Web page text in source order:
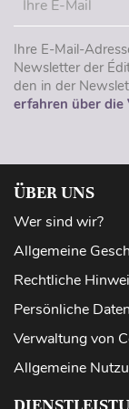
Ihre E-Mail-
Newsletter der
den in der
erfahren über die
ÜBER UNS
Wer sind wir?
Allgemeine
Rechtliche
Persönliche Daten
Verwaltung von
Allgemeine